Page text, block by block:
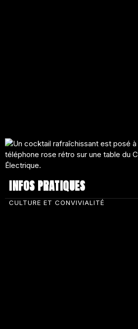
INFOS PRATIQUES
CULTURE ET CONVIVIALITÉ